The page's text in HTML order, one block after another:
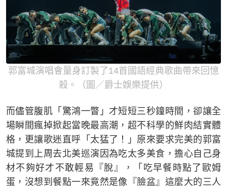
郭富城演唱會量身訂製了14首國語經典歌曲帶來回憶
殺。（圖／爵士娛樂提供）
而儘管腹肌「驚鴻一瞥」才短短三秒鐘時間，卻讓全
場瞬間瘋掉掀起當晚最高潮，超不科學的鮮肉結實體
格，更讓歌迷直呼「太猛了！」原來要求完美的郭富
城提到上周去北美巡演因為吃太多美食，擔心自己身
材不夠好才不敢輕易『脫』，「吃早餐時點了歐姆
蛋，沒想到餐點一來竟然是像『臉盆』這麼大的三人